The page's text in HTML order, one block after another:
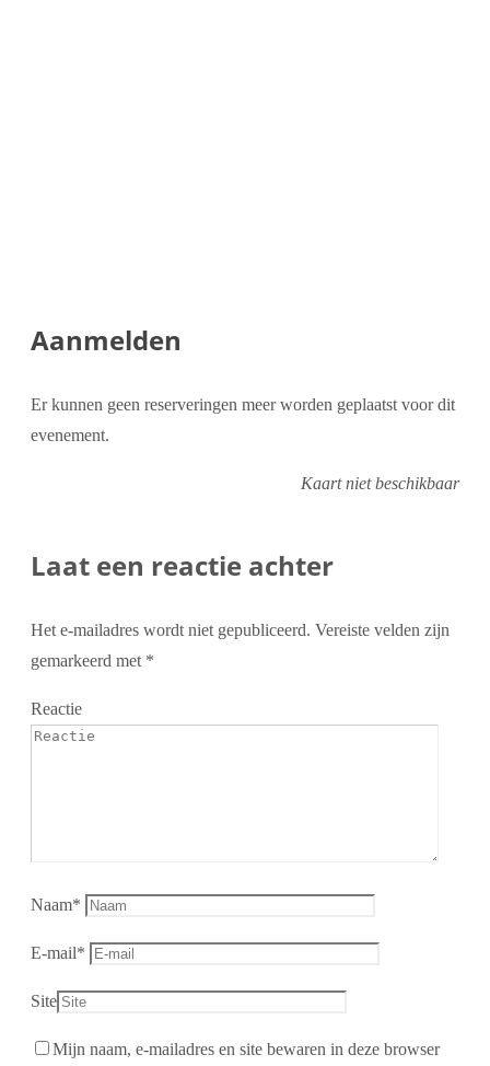
Aanmelden
Er kunnen geen reserveringen meer worden geplaatst voor dit
evenement.
Kaart niet beschikbaar
Laat een reactie achter
Het e-mailadres wordt niet gepubliceerd. Vereiste velden zijn
gemarkeerd met *
Reactie
Naam*
E-mail*
Site
Mijn naam, e-mailadres en site bewaren in deze browser